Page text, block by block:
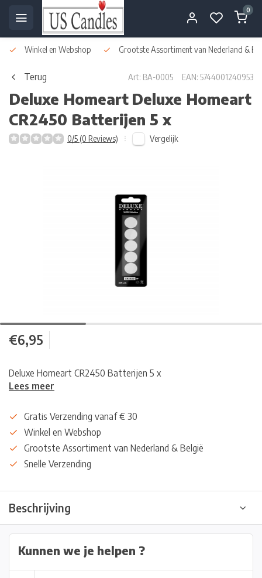
0
Winkel en Webshop Grootste Assortiment van Nederland &
Terug Art: BA-0005 EAN: 5744001240953
Deluxe Homeart Deluxe Homeart
CR2450 Batterijen 5 x
0/5 (0 Reviews) Vergelijk
€6,95
Deluxe Homeart CR2450 Batterijen 5 x
Lees meer
Gratis Verzending vanaf € 30
Winkel en Webshop
Grootste Assortiment van Nederland & België
Snelle Verzending
Beschrijving
Kunnen we je helpen ?